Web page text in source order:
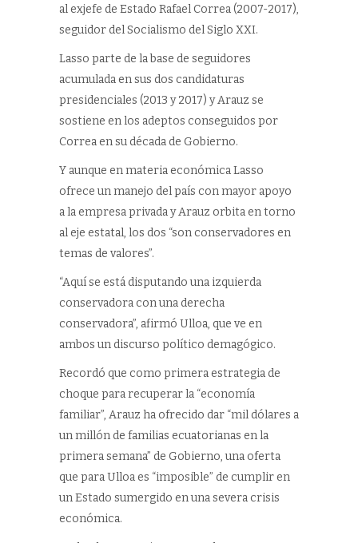
al exjefe de Estado Rafael Correa (2007-2017),
seguidor del Socialismo del Siglo XXI.
Lasso parte de la base de seguidores
acumulada en sus dos candidaturas
presidenciales (2013 y 2017) y Arauz se
sostiene en los adeptos conseguidos por
Correa en su década de Gobierno.
Y aunque en materia económica Lasso
ofrece un manejo del país con mayor apoyo
a la empresa privada y Arauz orbita en torno
al eje estatal, los dos “son conservadores en
temas de valores”.
“Aquí se está disputando una izquierda
conservadora con una derecha
conservadora”, afirmó Ulloa, que ve en
ambos un discurso político demagógico.
Recordó que como primera estrategia de
choque para recuperar la “economía
familiar”, Arauz ha ofrecido dar “mil dólares a
un millón de familias ecuatorianas en la
primera semana” de Gobierno, una oferta
que para Ulloa es “imposible” de cumplir en
un Estado sumergido en una severa crisis
económica.